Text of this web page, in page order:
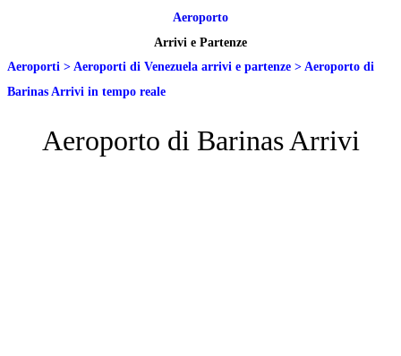
Aeroporto
Arrivi e Partenze
Aeroporti > Aeroporti di Venezuela arrivi e partenze > Aeroporto di
Barinas Arrivi in tempo reale
Aeroporto di Barinas Arrivi